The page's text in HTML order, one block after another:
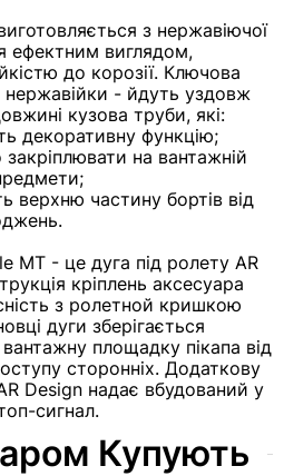
з нержавіючої
ефектним виглядом,
до корозії. Ключова
нержавійки - йдуть уздовж
кузова труби, які:
декоративну функцію;
на вантажній
верхню частину бортів від
MT - це дуга під ролету AR
кріплень аксесуара
з ролетной кришкою
дуги зберігається
площадку пікапа від
сторонніх. Додаткову
Design надає вбудований у
сигнал.
Купують